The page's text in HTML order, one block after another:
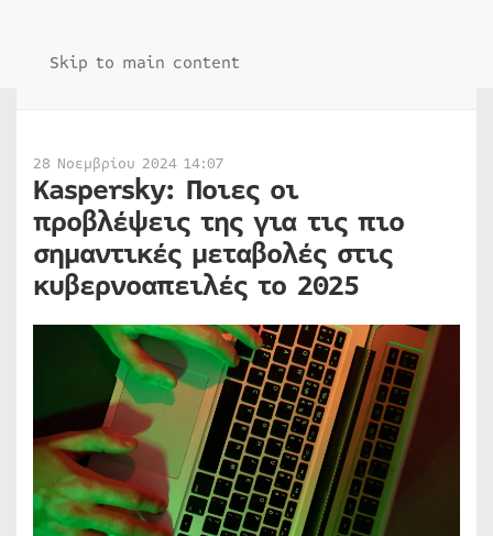
Skip to main content
28 Νοεμβρίου 2024 14:07
Kaspersky: Ποιες οι
προβλέψεις της για τις πιο
σημαντικές μεταβολές στις
κυβερνοαπειλές το 2025